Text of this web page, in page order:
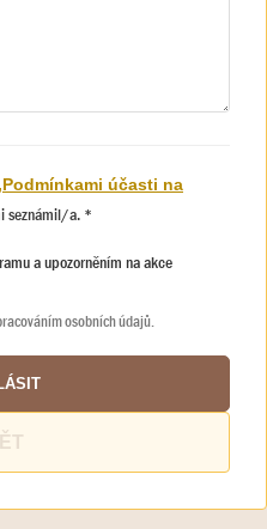
účasti na
seznámil/a. *
a upozorněním na akce
osobních údajů.